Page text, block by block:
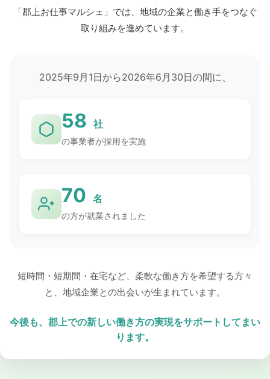
「郡上お仕事マルシェ」では、地域の企業と働き手をつなぐ
取り組みを進めています。
2025年9月1日から2026年6月30日の間に、
58 社
の事業者が採用を実施
70 名
の方が就業されました
短時間・短期間・在宅など、柔軟な働き方を希望する方々
と、地域企業との出会いが生まれています。
今後も、郡上での新しい働き方の実現をサポートしてまい
ります。